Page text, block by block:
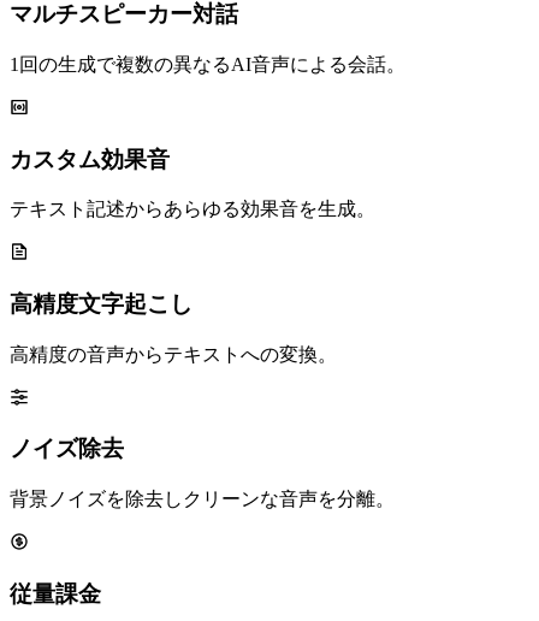
マルチスピーカー対話
1回の生成で複数の異なるAI音声による会話。
カスタム効果音
テキスト記述からあらゆる効果音を生成。
高精度文字起こし
高精度の音声からテキストへの変換。
ノイズ除去
背景ノイズを除去しクリーンな音声を分離。
従量課金